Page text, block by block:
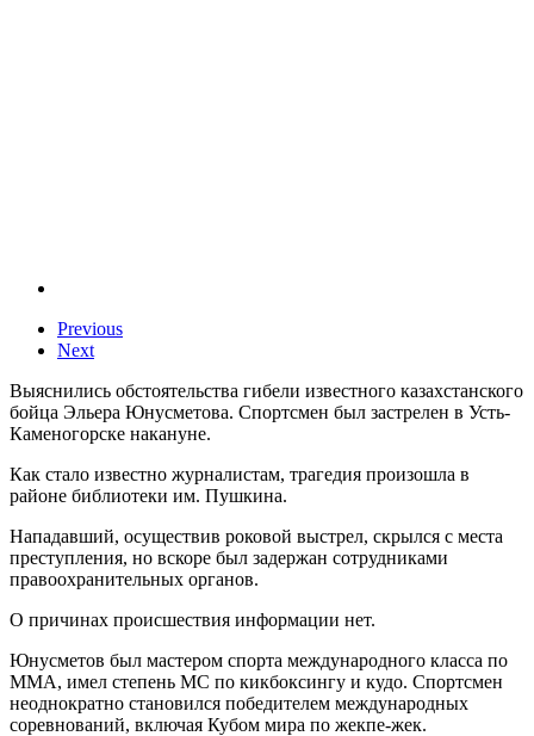
Previous
Next
Выяснились обстоятельства гибели известного казахстанского
бойца Эльера Юнусметова. Спортсмен был застрелен в Усть-
Каменогорске накануне.
Как стало известно журналистам, трагедия произошла в
районе библиотеки им. Пушкина.
Нападавший, осуществив роковой выстрел, скрылся с места
преступления, но вскоре был задержан сотрудниками
правоохранительных органов.
О причинах происшествия информации нет.
Юнусметов был мастером спорта международного класса по
ММА, имел степень МС по кикбоксингу и кудо. Спортсмен
неоднократно становился победителем международных
соревнований, включая Кубом мира по жекпе-жек.